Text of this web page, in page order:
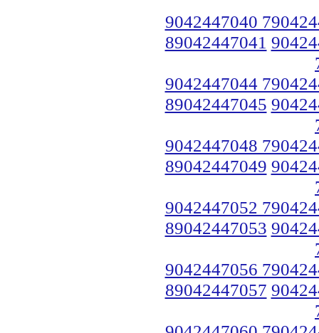
9042447040
89042447041
9042447044
89042447045
9042447048
89042447049
9042447052
89042447053
9042447056
89042447057